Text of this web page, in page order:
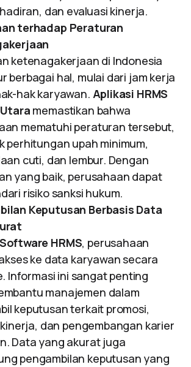
dan evaluasi kinerja.
terhadap Peraturan
ketenagakerjaan di Indonesia
berbagai hal, mulai dari jam kerja
hak karyawan. Aplikasi HRMS
memastikan bahwa
mematuhi peraturan tersebut,
perhitungan upah minimum,
cuti, dan lembur. Dengan
yang baik, perusahaan dapat
risiko sanksi hukum.
Keputusan Berbasis Data
Software HRMS, perusahaan
ke data karyawan secara
Informasi ini sangat penting
manajemen dalam
keputusan terkait promosi,
dan pengembangan karier
Data yang akurat juga
pengambilan keputusan yang